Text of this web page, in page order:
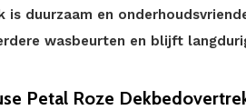
is duurzaam en
wasbeurten en blijft
Petal Roze